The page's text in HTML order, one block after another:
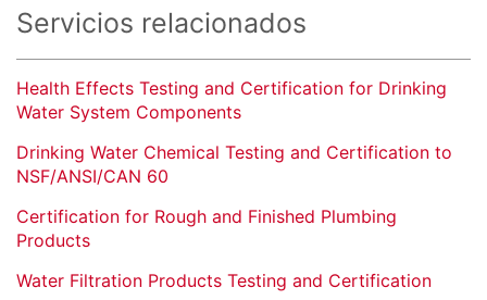
Servicios relacionados
Health Effects Testing and Certification for Drinking
Water System Components
Drinking Water Chemical Testing and Certification to
NSF/ANSI/CAN 60
Certification for Rough and Finished Plumbing
Products
Water Filtration Products Testing and Certification